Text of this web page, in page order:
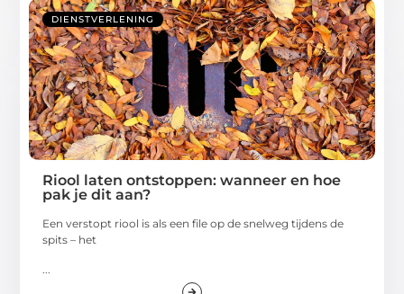
DIENSTVERLENING
Riool laten ontstoppen: wanneer en hoe
pak je dit aan?
Een verstopt riool is als een file op de snelweg tijdens de
spits – het